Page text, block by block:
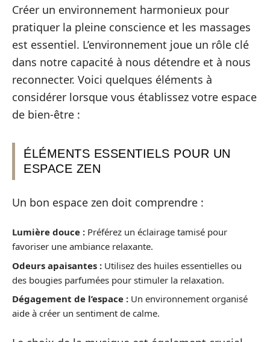
Créer un environnement harmonieux pour
pratiquer la pleine conscience et les massages
est essentiel. L’environnement joue un rôle clé
dans notre capacité à nous détendre et à nous
reconnecter. Voici quelques éléments à
considérer lorsque vous établissez votre espace
de bien-être :
ÉLÉMENTS ESSENTIELS POUR UN
ESPACE ZEN
Un bon espace zen doit comprendre :
Lumière douce : Préférez un éclairage tamisé pour
favoriser une ambiance relaxante.
Odeurs apaisantes : Utilisez des huiles essentielles ou
des bougies parfumées pour stimuler la relaxation.
Dégagement de l’espace : Un environnement organisé
aide à créer un sentiment de calme.